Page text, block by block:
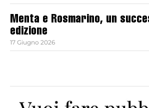
Menta e Rosmarino, un
edizione
17 Giugno 2026